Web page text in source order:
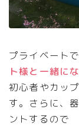
プライベート
ト様と一緒に
初心者やカッ
す。さらに、
ントするので